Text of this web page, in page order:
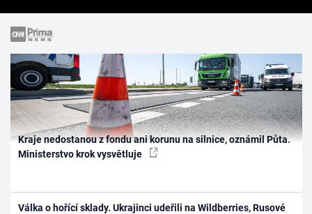
Kraje nedostanou z fondu ani korunu na silnice, oznámil Půta.
Ministerstvo krok vysvětluje
Válka o hořící sklady. Ukrajinci udeřili na Wildberries, Rusové